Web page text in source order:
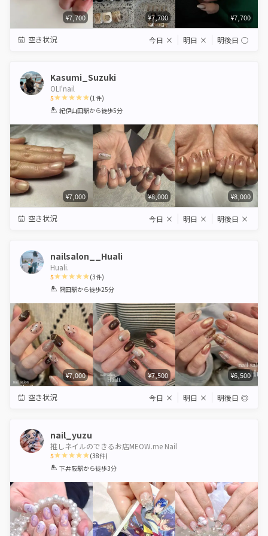
¥7,700 ¥7,700 ¥7,700
空き状況 今日 × 明日 × 明後日 ◯
Kasumi_Suzuki
OLI'nail
5
1 2 3 4 5
(1件)
紀伊山田駅から徒歩5分
¥7,000 ¥8,000 ¥8,000
空き状況 今日 × 明日 × 明後日 ×
nailsalon__Huali
Huali.
5
1 2 3 4 5
(3件)
隅田駅から徒歩25分
¥7,000 ¥7,500 ¥6,500
空き状況 今日 × 明日 × 明後日 ◎
nail_yuzu
推しネイルのできるお店MEOW.me Nail
5
1 2 3 4 5
(38件)
下井阪駅から徒歩3分